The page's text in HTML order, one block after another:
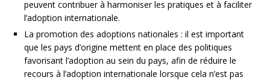
peuvent contribuer à harmoniser les pratiques et à faciliter
l’adoption internationale.
La promotion des adoptions nationales : il est important
que les pays d’origine mettent en place des politiques
favorisant l’adoption au sein du pays, afin de réduire le
recours à l’adoption internationale lorsque cela n’est pas